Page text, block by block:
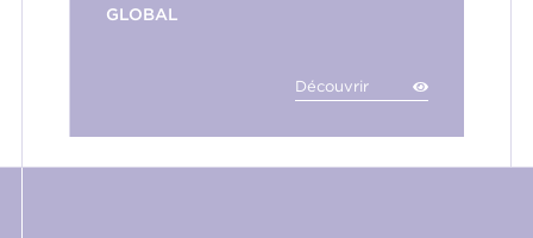
GLOBAL
Découvrir